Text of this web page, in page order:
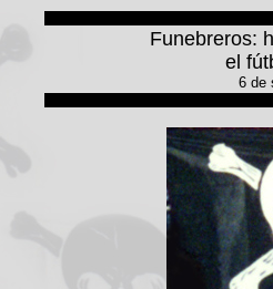
Funebreros:
el
6 de